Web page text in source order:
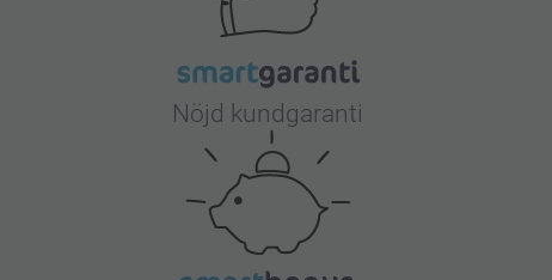
Nöjd kundgaranti